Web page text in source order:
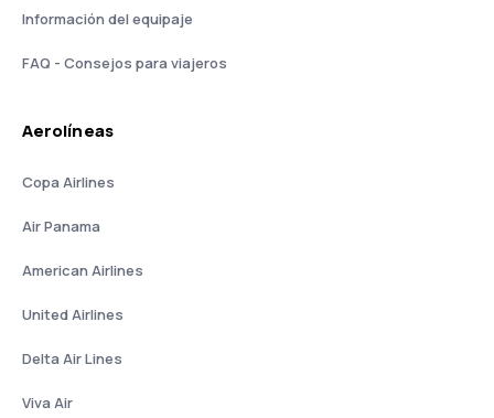
Información del equipaje
FAQ - Consejos para viajeros
Aerolíneas
Copa Airlines
Air Panama
American Airlines
United Airlines
Delta Air Lines
Viva Air